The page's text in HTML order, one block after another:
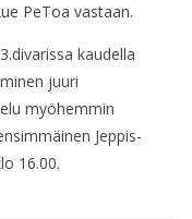
PeToa vastaan.
kaudella
juuri
myöhemmin
Jeppis-
16.00.